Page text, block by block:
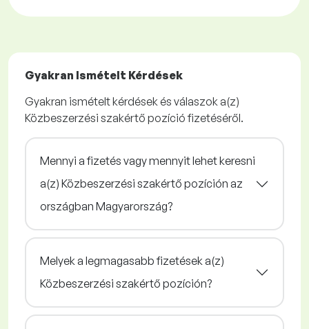
Gyakran Ismételt Kérdések
Gyakran ismételt kérdések és válaszok a(z)
Közbeszerzési szakértő pozíció fizetéséről.
Mennyi a fizetés vagy mennyit lehet keresni
a(z) Közbeszerzési szakértő pozíción az
országban Magyarország?
Melyek a legmagasabb fizetések a(z)
Közbeszerzési szakértő pozíción?